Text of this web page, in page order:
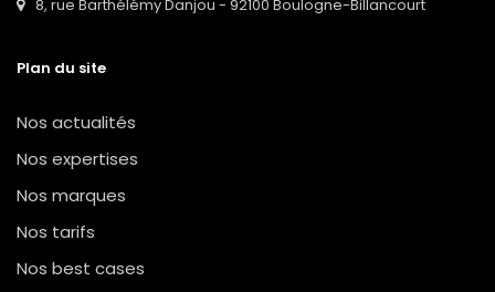
8, rue Barthélémy Danjou - 92100 Boulogne-Billancourt
Plan du site
Nos actualités
Nos expertises
Nos marques
Nos tarifs
Nos best cases